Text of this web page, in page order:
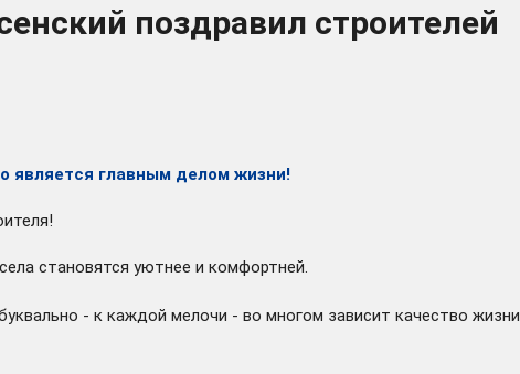
поздравил строителей
является главным делом жизни!
становятся уютнее и комфортней.
- к каждой мелочи - во многом зависит качество жизни